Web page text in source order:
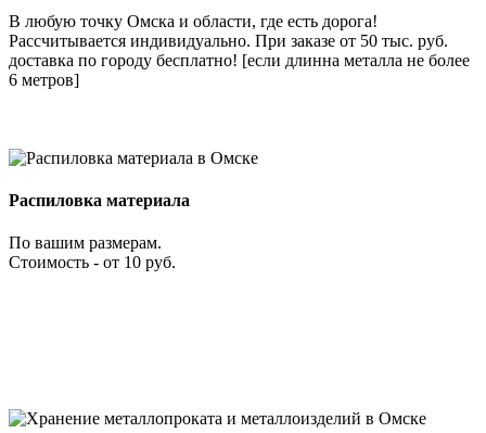
В любую точку Омска и области, где есть дорога!
Рассчитывается индивидуально. При заказе от 50 тыс. руб.
доставка по городу бесплатно! [если длинна металла не более
6 метров]
Распиловка материала
По вашим размерам.
Стоимость - от 10 руб.